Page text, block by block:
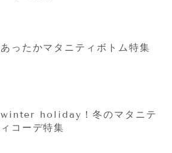
あったかマタニティボトム特集
winter holiday！冬のマタニテ
ィコーデ特集